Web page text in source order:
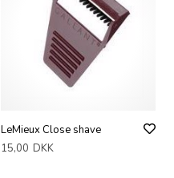
LeMieux Close shave
15,00 DKK